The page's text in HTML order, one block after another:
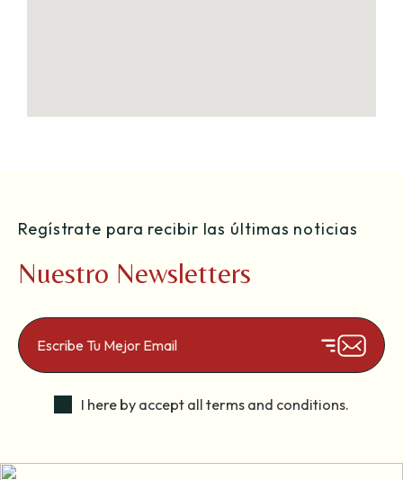
Regístrate para recibir las últimas noticias
Nuestro Newsletters
I here by accept all terms and conditions.